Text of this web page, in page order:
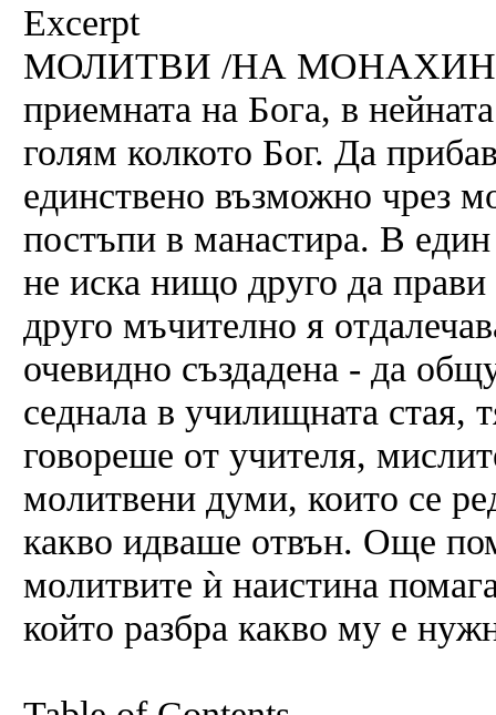
Excerpt
МОЛИТВИ /НА МОНАХИНЯ
приемната на Бога, в
голям колкото Бог. Да
единствено възможно чрез
постъпи в манастира. В
не иска нищо друго да
друго мъчително я
очевидно създадена - да
седнала в училищната стая,
говореше от учителя,
молитвени думи, които се
какво идваше отвън. Още
молитвите ѝ наистина
който разбра какво му е